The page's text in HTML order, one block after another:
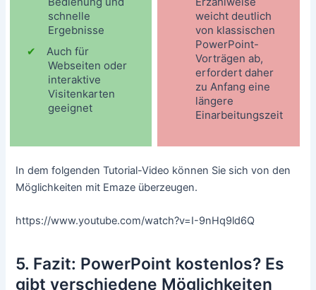
schnelle
Ergebnisse
Auch für
Webseiten oder
interaktive
Visitenkarten
geeignet
weicht deutlich
von klassischen
PowerPoint-
Vorträgen ab,
erfordert daher
zu Anfang eine
längere
Einarbeitungszeit
In dem folgenden Tutorial-Video können Sie sich von den
Möglichkeiten mit Emaze überzeugen.
https://www.youtube.com/watch?v=I-9nHq9ld6Q
5. Fazit: PowerPoint kostenlos? Es
gibt verschiedene Möglichkeiten